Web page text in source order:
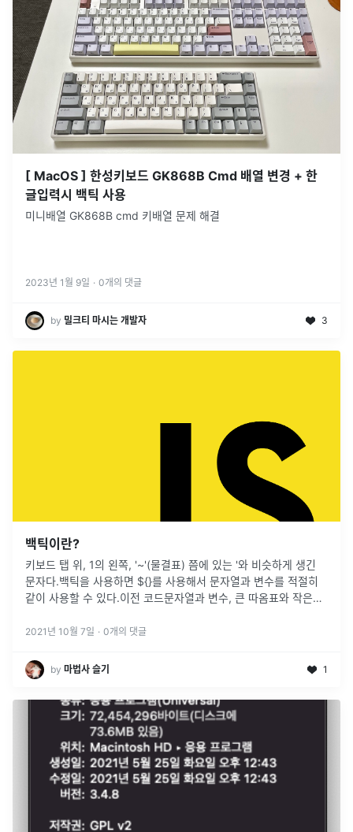
[ MacOS ] 한성키보드 GK868B Cmd 배열 변경 + 한
글입력시 백틱 사용
미니배열 GK868B cmd 키배열 문제 해결
2023년 1월 9일 · 0개의 댓글
by 밀크티 마시는 개발자 3
백틱이란?
키보드 탭 위, 1의 왼쪽, '~'(물결표) 쯤에 있는 '와 비슷하게 생긴
문자다.백틱을 사용하면 ${}를 사용해서 문자열과 변수를 적절히
같이 사용할 수 있다.이전 코드문자열과 변수, 큰 따옴표와 작은따
2021년 10월 7일 · 0개의 댓글
by 마법사 슬기 1